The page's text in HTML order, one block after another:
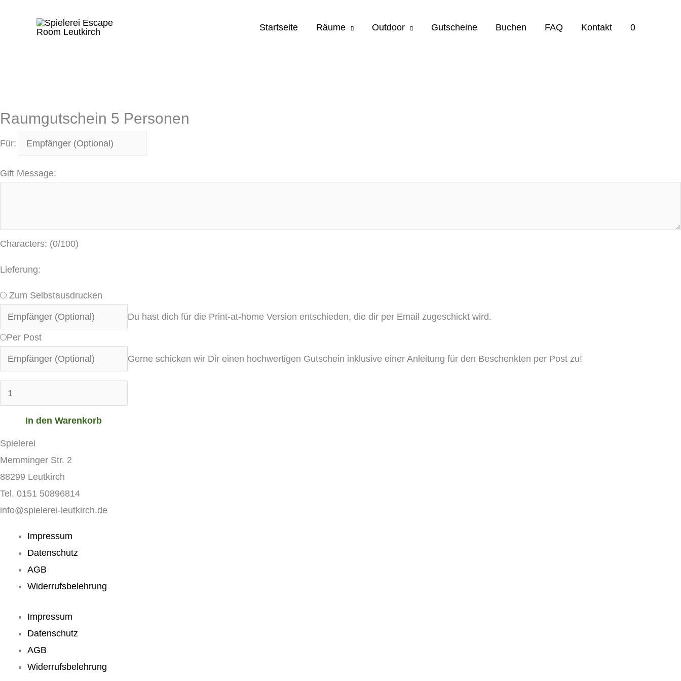
Startseite Räume Outdoor Gutscheine Buchen FAQ Kontakt 0
Raumgutschein 5 Personen
Für:
Gift Message:
Characters: (0/100)
Lieferung:
Zum Selbstausdrucken
Du hast dich für die Print-at-home Version entschieden, die dir per Email zugeschickt wird.
Per Post
Gerne schicken wir Dir einen hochwertigen Gutschein inklusive einer Anleitung für den Beschenkten per Post zu!
In den Warenkorb
Spielerei
Memminger Str. 2
88299 Leutkirch
Tel. 0151 50896814
info@spielerei-leutkirch.de
Impressum
Datenschutz
AGB
Widerrufsbelehrung
Impressum
Datenschutz
AGB
Widerrufsbelehrung